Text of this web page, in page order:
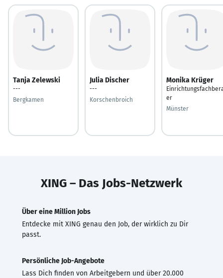
Tanja Zelewski
---
Bergkamen
Julia Discher
---
Korschenbroich
Monika Krüger
er
Münster
XING – Das Jobs-Netzwerk
Über eine Million Jobs
Entdecke mit XING genau den Job, der wirklich zu Dir
passt.
Persönliche Job-Angebote
Lass Dich finden von Arbeitgebern und über 20.000